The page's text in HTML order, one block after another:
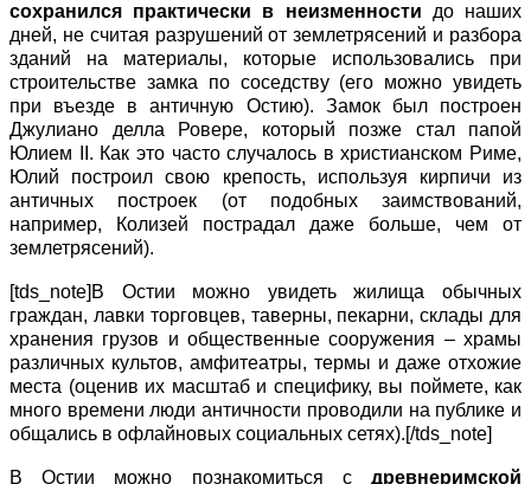
сохранился практически в неизменности до наших
дней, не считая разрушений от землетрясений и разбора
зданий на материалы, которые использовались при
строительстве замка по соседству (его можно увидеть
при въезде в античную Остию). Замок был построен
Джулиано делла Ровере, который позже стал папой
Юлием II. Как это часто случалось в христианском Риме,
Юлий построил свою крепость, используя кирпичи из
античных построек (от подобных заимствований,
например, Колизей пострадал даже больше, чем от
землетрясений).
[tds_note]В Остии можно увидеть жилища обычных
граждан, лавки торговцев, таверны, пекарни, склады для
хранения грузов и общественные сооружения – храмы
различных культов, амфитеатры, термы и даже отхожие
места (оценив их масштаб и специфику, вы поймете, как
много времени люди античности проводили на публике и
общались в офлайновых социальных сетях).[/tds_note]
В Остии можно познакомиться с древнеримской